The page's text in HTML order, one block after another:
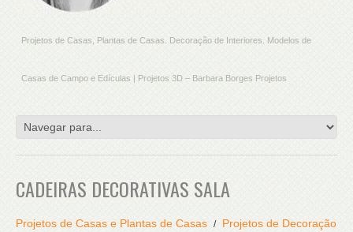
Projetos de Casas, Plantas de Casas. Decoração de Interiores. Modelos de
Casas de Campo e Edículas | Projetos 3D – Barbara Borges Projetos
CADEIRAS DECORATIVAS SALA
Projetos de Casas e Plantas de Casas
Projetos de Decoração